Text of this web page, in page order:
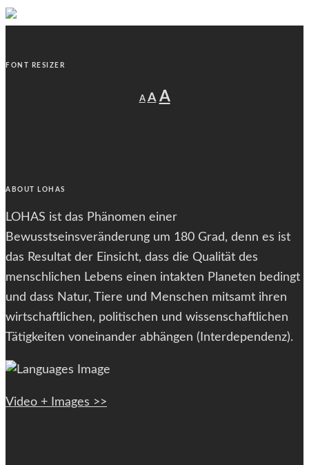
FONT RESIZER
A
Decrease
font
A Reset
AIncrease
ABOUT LOHAS
LOHAS ist das Phänomen einer
Bewusstseinsveränderung um 180 Grad, denn es ist
das Resultat der Einsicht, dass die Qualität des
menschlichen Lebens einen intakten Planeten bedingt
und dass Natur, Tiere und Menschen mitsamt ihren
wirtschaftlichen, politischen und wissenschaftlichen
Tätigkeiten voneinander abhängen (Interdependenz).
Video + Images >>